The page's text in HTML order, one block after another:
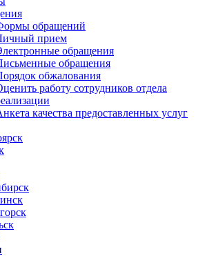
обращений
прием
обращения
обращения
обжалования
работу сотрудников отдела
качества предоставленных услуг